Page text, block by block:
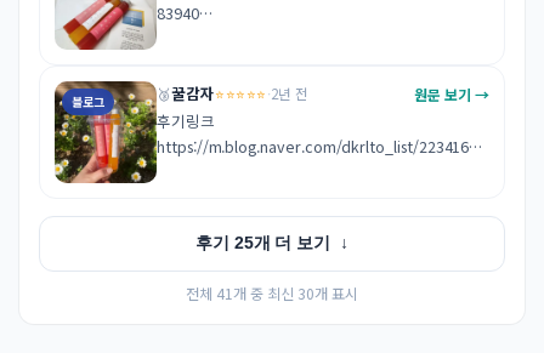
83940
을듯해요
블로그 🥉꿀감자⭐⭐⭐⭐⭐·2년 전 원문 보기 →
후기링크
https://m.blog.naver.com/dkrlto_list/22341620
제공내역 모두 맛있고 만족 스러웠습니다. 감사합니
후기 25개 더 보기 ↓
전체 41개 중 최신 30개 표시